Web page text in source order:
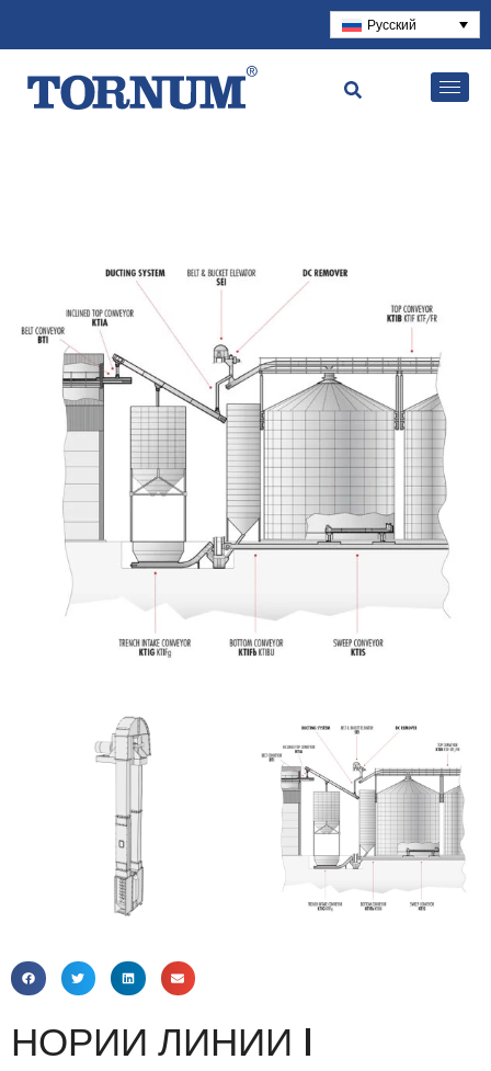
Русский
НОРИИ ЛИНИИ I